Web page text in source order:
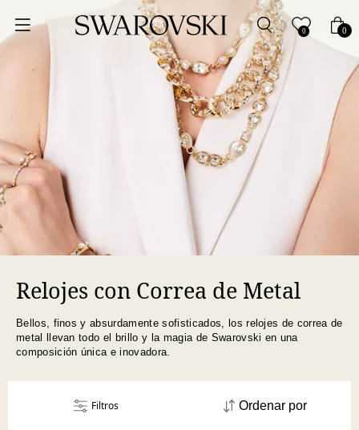
0 0
Relojes con Correa de Metal
Bellos, finos y absurdamente sofisticados, los relojes de correa de
metal llevan todo el brillo y la magia de Swarovski en una
composición única e inovadora.
Ordenar por
Ordenar por
Precio más alto
Los más vendidos
A - Z
Fecha de lanzamiento
Mejor descuento
Filtros